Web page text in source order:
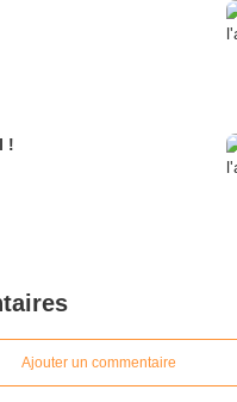
!
Ajouter un commentaire